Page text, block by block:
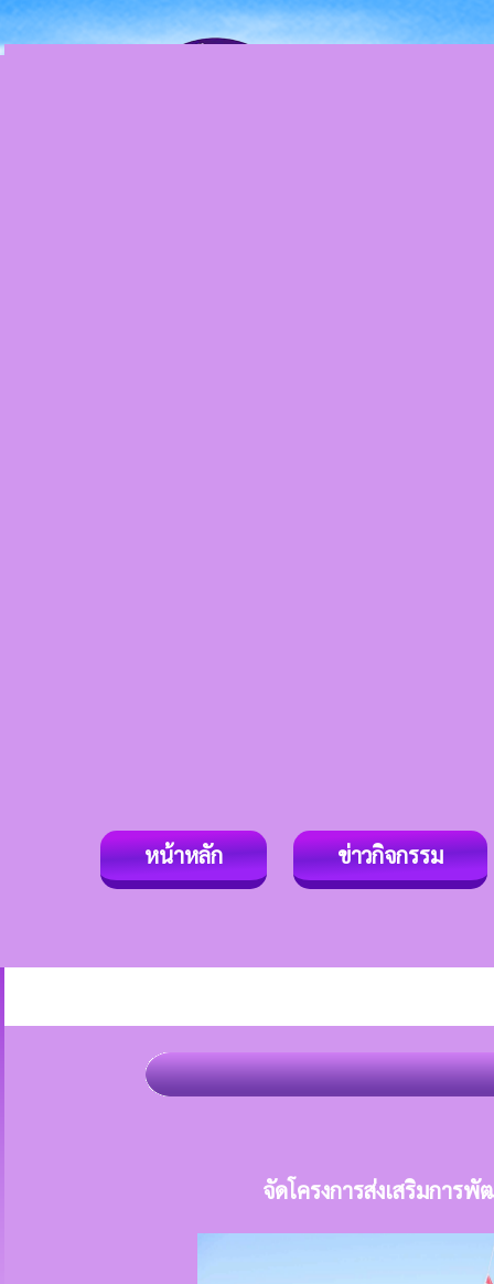
หน้าหลัก ข่าวกิจกรรม
จัดโครงการส่งเสริมการ